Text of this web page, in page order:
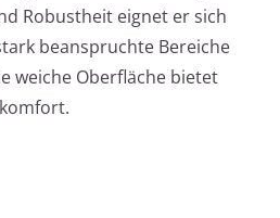
Robustheit eignet er sich
beanspruchte Bereiche
weiche Oberfläche bietet